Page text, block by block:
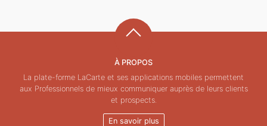
À PROPOS
La plate-forme LaCarte et ses applications mobiles permettent
aux Professionnels de mieux communiquer auprès de leurs clients
et prospects.
En savoir plus